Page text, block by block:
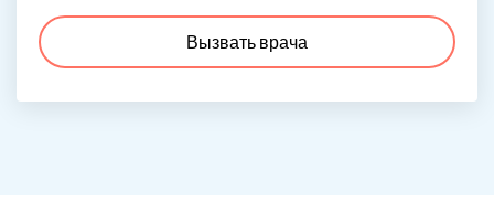
Вызвать врача